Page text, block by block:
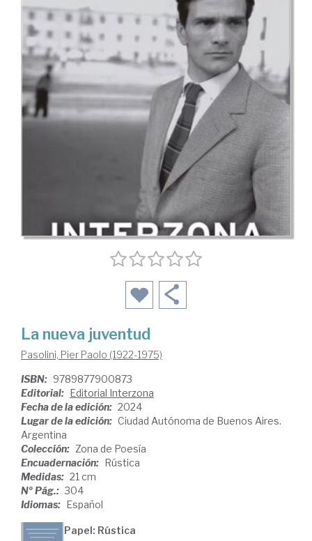
La nueva juventud
Pasolini, Pier Paolo (1922-1975)
ISBN: 9789877900873
Editorial: Editorial Interzona
Fecha de la edición: 2024
Lugar de la edición: Ciudad Autónoma de Buenos Aires.
Argentina
Colección: Zona de Poesía
Encuadernación: Rústica
Medidas: 21 cm
Nº Pág.: 304
Idiomas: Español
Papel: Rústica